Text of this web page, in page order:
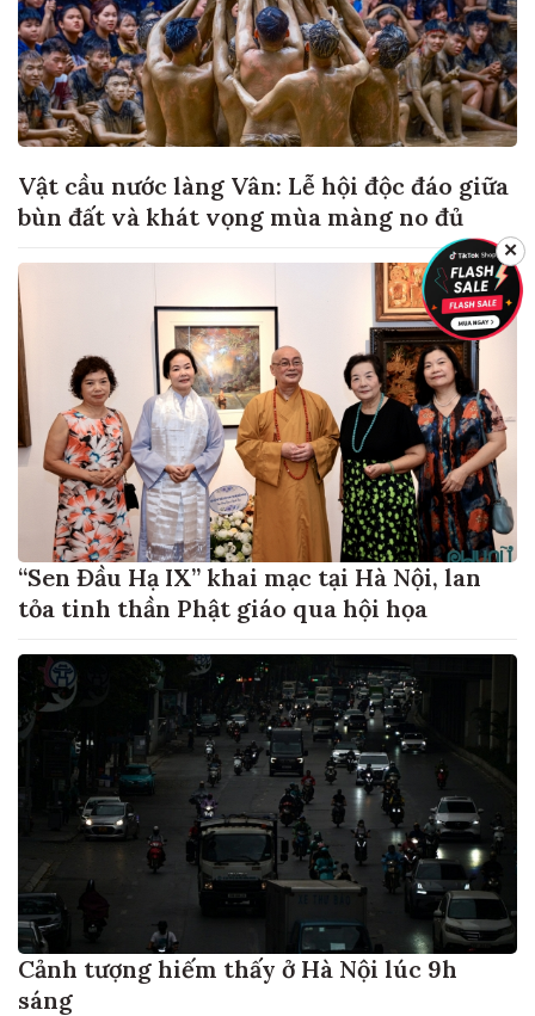
Vật cầu nước làng Vân: Lễ hội độc đáo giữa
bùn đất và khát vọng mùa màng no đủ
“Sen Đầu Hạ IX” khai mạc tại Hà Nội, lan
tỏa tinh thần Phật giáo qua hội họa
Cảnh tượng hiếm thấy ở Hà Nội lúc 9h
sáng
✕